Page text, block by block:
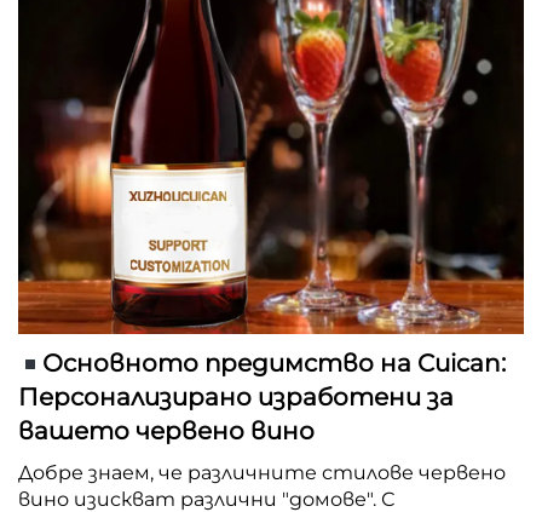
Основното предимство на Cuican:
Персонализирано изработени за
вашето червено вино
Добре знаем, че различните стилове червено
вино изискват различни "домове". С